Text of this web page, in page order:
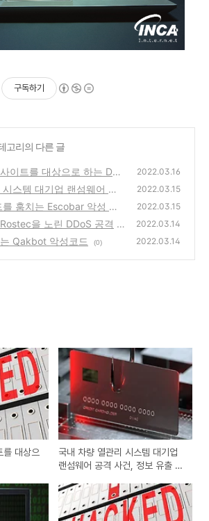
구독하기
고리의 다른 글
이트를 대상으로 하는 DDo
2022.03.16
스템 대기업 랜섬웨어 공
주의
(0)
2022.03.15
훔치는 Escobar 악성 앱 2022.03.15
을 노린 DDoS 공격 2022.03.14
Qakbot 악성코드 (0) 2022.03.14
를 대상으
국내 차량 열관리 시스템 대기업
랜섬웨어 공격 사건, 정보 유출 주